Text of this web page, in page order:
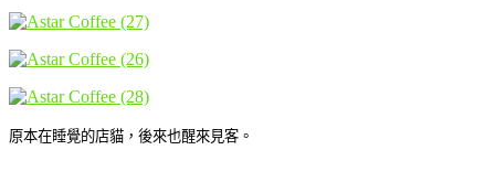
原本在睡覺的店貓，後來也醒來見客。